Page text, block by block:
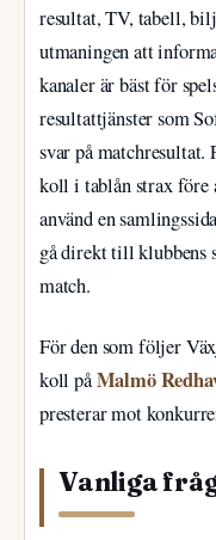
resultat, TV, tabell,
utmaningen att
kanaler är bäst för
resultattjänster som
svar på matchresultat.
koll i tablån strax före
använd en
gå direkt till klubbens
match.
För den som följer
koll påMalmö
presterar mot
Vanliga